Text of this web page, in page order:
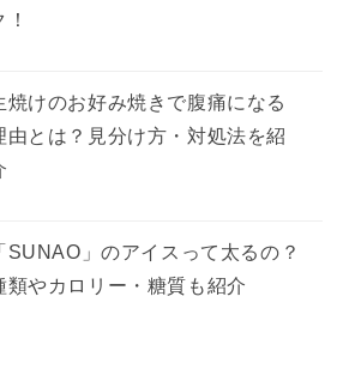
！
焼けのお好み焼きで腹痛になる
由とは？見分け方・対処法を紹
SUNAO」のアイスって太るの？
類やカロリー・糖質も紹介